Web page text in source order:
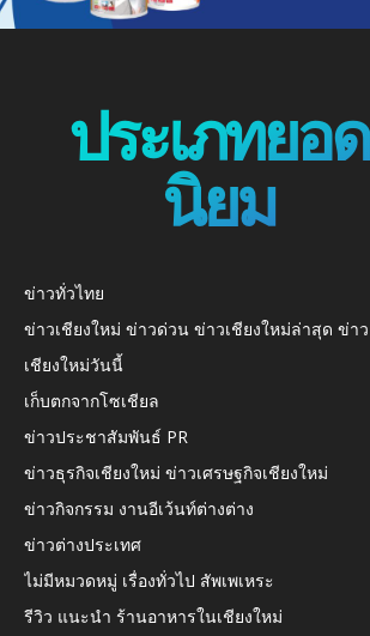
ประเภทยอด
นิยม
ข่าวทั่วไทย
ข่าวเชียงใหม่ ข่าวด่วน ข่าวเชียงใหม่ล่าสุด ข่าว
เชียงใหม่วันนี้
เก็บตกจากโซเชียล
ข่าวประชาสัมพันธ์ PR
ข่าวธุรกิจเชียงใหม่ ข่าวเศรษฐกิจเชียงใหม่
ข่าวกิจกรรม งานอีเว้นท์ต่างต่าง
ข่าวต่างประเทศ
ไม่มีหมวดหมู่ เรื่องทั่วไป สัพเพเหระ
รีวิว แนะนำ ร้านอาหารในเชียงใหม่